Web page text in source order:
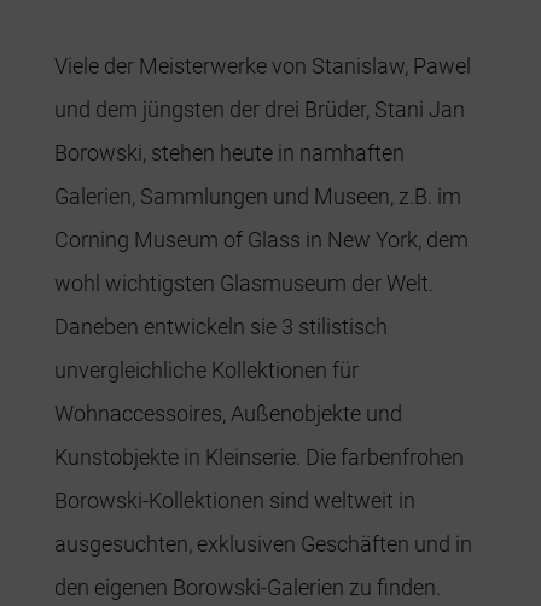
Viele der Meisterwerke von Stanislaw, Pawel
und dem jüngsten der drei Brüder, Stani Jan
Borowski, stehen heute in namhaften
Galerien, Sammlungen und Museen, z.B. im
Corning Museum of Glass in New York, dem
wohl wichtigsten Glasmuseum der Welt.
Daneben entwickeln sie 3 stilistisch
unvergleichliche Kollektionen für
Wohnaccessoires, Außenobjekte und
Kunstobjekte in Kleinserie. Die farbenfrohen
Borowski-Kollektionen sind weltweit in
ausgesuchten, exklusiven Geschäften und in
den eigenen Borowski-Galerien zu finden.